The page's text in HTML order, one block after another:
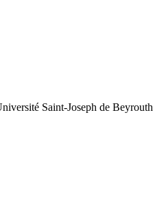
Saint-Joseph de Beyrouth